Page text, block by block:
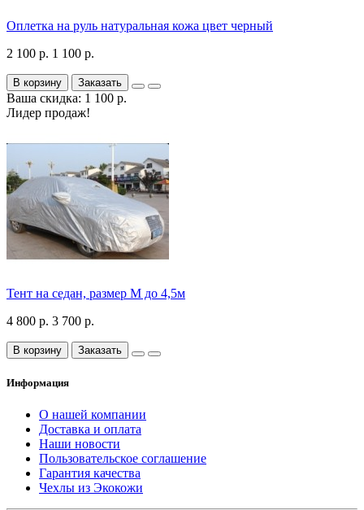
Оплетка на руль натуральная кожа цвет черный
2 100 р. 1 100 р.
В корзину Заказать
Ваша скидка: 1 100 р.
Лидер продаж!
Тент на седан, размер М до 4,5м
4 800 р. 3 700 р.
В корзину Заказать
Информация
О нашей компании
Доставка и оплата
Наши новости
Пользовательское соглашение
Гарантия качества
Чехлы из Экокожи